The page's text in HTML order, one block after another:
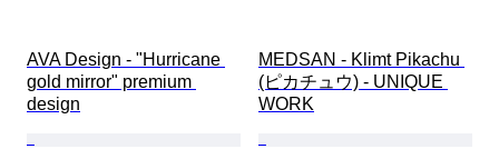
AVA Design - "Hurricane
gold mirror" premium
design
MEDSAN - Klimt Pikachu
(ピカチュウ) - UNIQUE
WORK